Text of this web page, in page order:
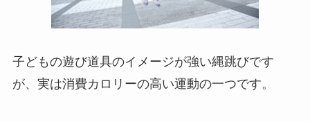
子どもの遊び道具のイメージが強い縄跳びです
が、実は消費カロリーの高い運動の一つです。